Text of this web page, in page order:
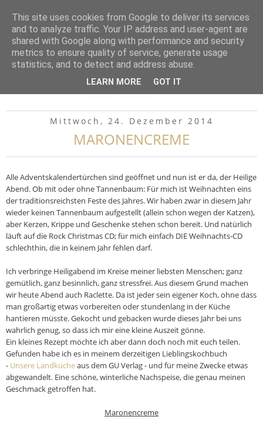
Mittwoch, 24. Dezember 2014
MARONENCREME
Alle Adventskalendertürchen sind geöffnet und nun ist er da, der Heilige
Abend. Ob mit oder ohne Tannenbaum: Für mich ist Weihnachten eins
der traditionsreichsten Feste des Jahres. Wir haben zwar in diesem Jahr
wieder keinen Tannenbaum aufgestellt (allein schon wegen der Katzen),
aber Kerzen, Krippe und Geschenke stehen schon bereit. Und natürlich
läuft auf die Rock Christmas CD; für mich einfach DIE Weihnachts-CD
schlechthin, die in keinem Jahr fehlen darf.
Ich verbringe Heiligabend im Kreise meiner liebsten Menschen; ganz
gemütlich, ganz besinnlich, ganz stressfrei. Aus diesem Grund machen
wir heute Abend auch Raclette. Da ist jeder sein eigener Koch, ohne dass
man großartig etwas vorbereiten oder stundenlang in der Küche
hantieren müsste. Gekocht und gebacken wurde dieses Jahr bei uns
wahrlich genug, so dass ich mir eine kleine Auszeit gönne.
Ein kleines Rezept möchte ich aber dann doch noch mit euch teilen.
Gefunden habe ich es in meinem derzeitigen Lieblingskochbuch
- Unsere Landkücheaus dem GU Verlag - und für meine Zwecke etwas
abgewandelt. Eine schöne, winterliche Nachspeise, die genau meinen
Geschmack getroffen hat.
Maronencreme
This site uses cookies from Google to deliver its services
and to analyze traffic. Your IP address and user-agent are
shared with Google along with performance and security
metrics to ensure quality of service, generate usage
statistics, and to detect and address abuse.
LEARN MORE GOT IT